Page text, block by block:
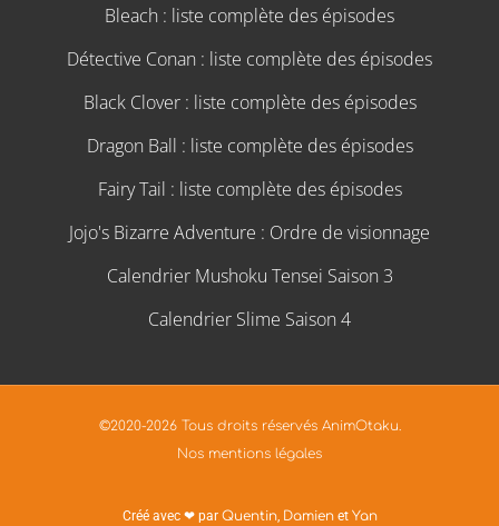
Bleach : liste complète des épisodes
Détective Conan : liste complète des épisodes
Black Clover : liste complète des épisodes
Dragon Ball : liste complète des épisodes
Fairy Tail : liste complète des épisodes
Jojo's Bizarre Adventure : Ordre de visionnage
Calendrier Mushoku Tensei Saison 3
Calendrier Slime Saison 4
©2020-2026 Tous droits réservés AnimOtaku.
Nos mentions légales
Créé avec ❤ par Quentin, Damienet Yan